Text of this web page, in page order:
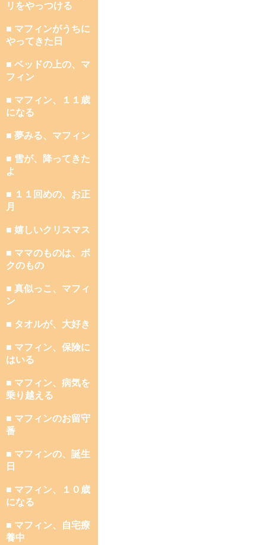
リをやっつける
■ マフィンがうちに
やってきた日
■ ベッドの上の、マ
フィン
■ マフィン、１１歳
になる
■ 夢みる、マフィン
■ 雪が、降ってきた
よ
■ １１回めの、お正
月
■ 嬉しいクリスマス
■ ママのものは、ボ
クのもの
■ 真似っこ、マフィ
ン
■ タオルが、大好き
■ マフィン、保険に
はいる
■ マフィン、病気を
乗り越える
■ マフィンのお留守
番
■ マフィンの、誕生
日
■ マフィン、１０歳
になる
■ マフィン、自宅療
養中